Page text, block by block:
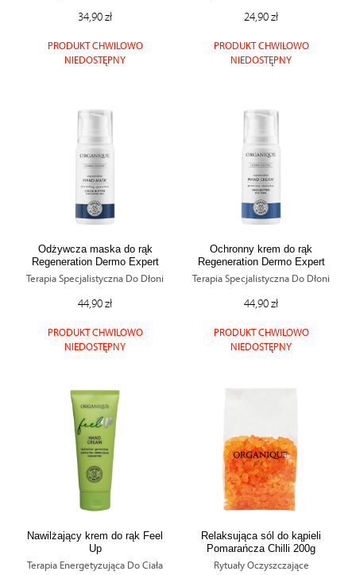
34,90 zł
PRODUKT CHWILOWO
NIEDOSTĘPNY
24,90 zł
PRODUKT CHWILOWO
NIEDOSTĘPNY
Odżywcza maska do rąk
Regeneration Dermo Expert
Terapia Specjalistyczna Do Dłoni
44,90 zł
PRODUKT CHWILOWO
NIEDOSTĘPNY
Ochronny krem do rąk
Regeneration Dermo Expert
Terapia Specjalistyczna Do Dłoni
44,90 zł
PRODUKT CHWILOWO
NIEDOSTĘPNY
Nawilżający krem do rąk Feel
Up
Terapia Energetyzująca Do Ciała
Relaksująca sól do kąpieli
Pomarańcza Chilli 200g
Rytuały Oczyszczające